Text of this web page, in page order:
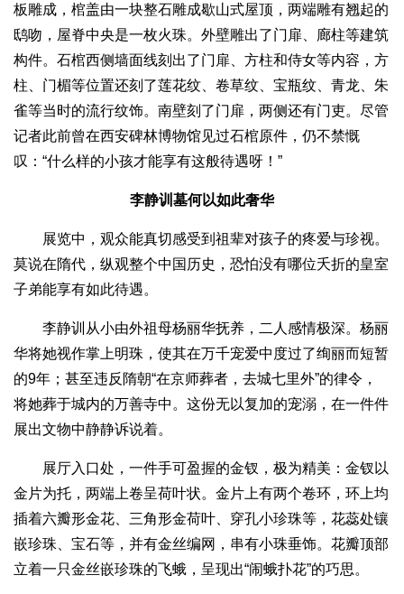
板雕成，棺盖由一块整石雕成歇山式屋顶，两端雕有翘起的
鸱吻，屋脊中央是一枚火珠。外壁雕出了门扉、廊柱等建筑
构件。石棺西侧墙面线刻出了门扉、方柱和侍女等内容，方
柱、门楣等位置还刻了莲花纹、卷草纹、宝瓶纹、青龙、朱
雀等当时的流行纹饰。南壁刻了门扉，两侧还有门吏。尽管
记者此前曾在西安碑林博物馆见过石棺原件，仍不禁慨
叹：“什么样的小孩才能享有这般待遇呀！”
李静训墓何以如此奢华
展览中，观众能真切感受到祖辈对孩子的疼爱与珍视。
莫说在隋代，纵观整个中国历史，恐怕没有哪位夭折的皇室
子弟能享有如此待遇。
李静训从小由外祖母杨丽华抚养，二人感情极深。杨丽
华将她视作掌上明珠，使其在万千宠爱中度过了绚丽而短暂
的9年；甚至违反隋朝“在京师葬者，去城七里外”的律令，
将她葬于城内的万善寺中。这份无以复加的宠溺，在一件件
展出文物中静静诉说着。
展厅入口处，一件手可盈握的金钗，极为精美：金钗以
金片为托，两端上卷呈荷叶状。金片上有两个卷环，环上均
插着六瓣形金花、三角形金荷叶、穿孔小珍珠等，花蕊处镶
嵌珍珠、宝石等，并有金丝编网，串有小珠垂饰。花瓣顶部
立着一只金丝嵌珍珠的飞蛾，呈现出“闹蛾扑花”的巧思。